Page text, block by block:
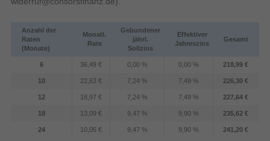
Anzahl der
Raten
(Monate)
Monatl.
Rate
Gebundener
jährl.
Sollzins
Effektiver
Jahreszins
Gesamt
6 36,49 € 0,00 % 0,00 % 218,99 €
10 22,63 € 7,24 % 7,49 % 226,30 €
12 18,97 € 7,24 % 7,49 % 227,64 €
18 13,09 € 9,47 % 9,90 % 235,62 €
24 10,05 € 9,47 % 9,90 % 241,20 €